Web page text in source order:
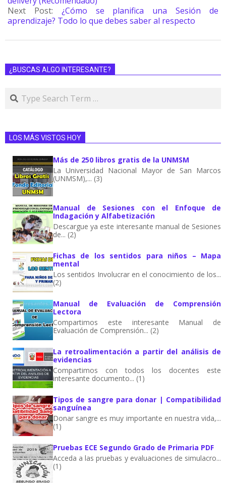
Next Post: ¿Cómo se planifica una Sesión de
aprendizaje? Todo lo que debes saber al respecto
¿BUSCAS ALGO INTERESANTE?
LOS MÁS VISTOS HOY
Más de 250 libros gratis de la UNMSM
La Universidad Nacional Mayor de San Marcos
(UNMSM),... (3)
Manual de Sesiones con el Enfoque de
Indagación y Alfabetización
Descargue ya este interesante manual de Sesiones
de... (2)
Fichas de los sentidos para niños – Mapa
mental
Los sentidos Involucrar en el conocimiento de los...
(2)
Manual de Evaluación de Comprensión
Lectora
Compartimos este interesante Manual de
Evaluación de Comprensión... (2)
La retroalimentación a partir del análisis de
evidencias
Compartimos con todos los docentes este
interesante documento... (1)
Tipos de sangre para donar | Compatibilidad
sanguínea
Donar sangre es muy importante en nuestra vida,...
(1)
Pruebas ECE Segundo Grado de Primaria PDF
Acceda a las pruebas y evaluaciones de simulacro...
(1)